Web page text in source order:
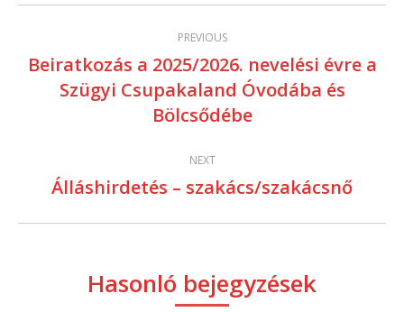
navigation
PREVIOUS
Previous
post:
Beiratkozás a 2025/2026. nevelési évre a
Szügyi Csupakaland Óvodába és
Bölcsődébe
NEXT
Next
Álláshirdetés – szakács/szakácsnő
Hasonló bejegyzések